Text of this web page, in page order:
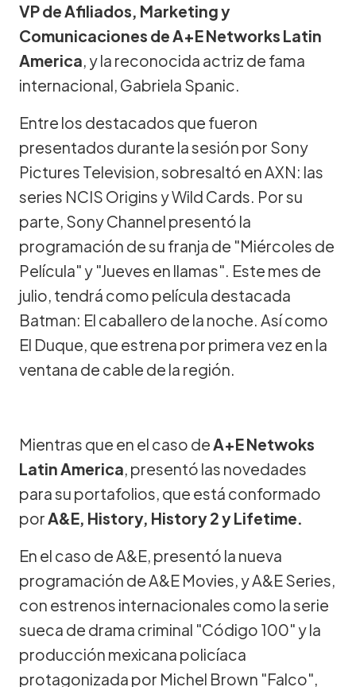
VP de Afiliados, Marketing y
Comunicaciones de A+E Networks Latin
America, y la reconocida actriz de fama
internacional, Gabriela Spanic.
Entre los destacados que fueron
presentados durante la sesión por Sony
Pictures Television, sobresaltó en AXN: las
series NCIS Origins y Wild Cards. Por su
parte, Sony Channel presentó la
programación de su franja de "Miércoles de
Película" y "Jueves en llamas". Este mes de
julio, tendrá como película destacada
Batman: El caballero de la noche. Así como
El Duque, que estrena por primera vez en la
ventana de cable de la región.
Mientras que en el caso de A+E Netwoks
Latin America, presentó las novedades
para su portafolios, que está conformado
por A&E, History, History 2 y Lifetime.
En el caso de A&E, presentó la nueva
programación de A&E Movies, y A&E Series,
con estrenos internacionales como la serie
sueca de drama criminal "Código 100" y la
producción mexicana policíaca
protagonizada por Michel Brown "Falco",